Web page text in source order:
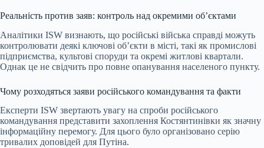
Реальність против заяв: контроль над окремими об’єктами
Аналітики ISW визнають, що російські війська справді можуть
контролювати деякі ключові об’єкти в місті, такі як промислові
підприємства, культові споруди та окремі житлові квартали.
Однак це не свідчить про повне опанування населеного пункту.
Чому розходяться заяви російського командування та факти
Експерти ISW звертають увагу на спроби російського
командування представити захоплення Костянтинівки як значну
інформаційну перемогу. Для цього було організовано серію
тривалих доповідей для Путіна.